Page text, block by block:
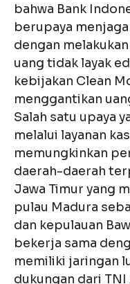
bahwa Bank
berupaya
dengan
uang tidak layak
kebijakan Clean
menggantikan
Salah satu upaya
melalui layanan
memungkinkan
daerah-daerah
Jawa Timur yang
pulau Madura
dan kepulauan
bekerja sama
memiliki jaringan
dukungan dari